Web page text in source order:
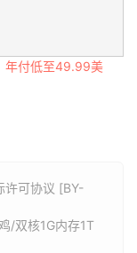
年付低至49.99美
许可协议 [BY-
/双核1G内存1T